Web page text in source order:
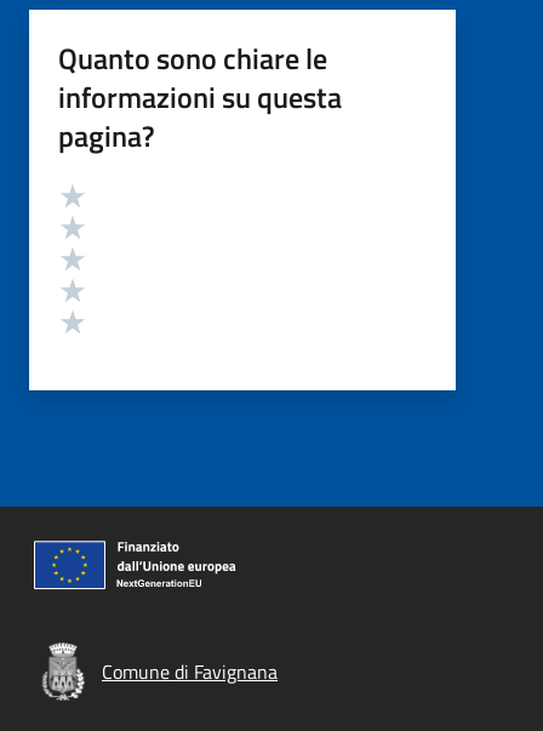
Quanto sono chiare le
informazioni su questa
pagina?
Valutazione
Comune di Favignana